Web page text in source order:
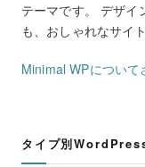
テーマです。 デザイ
も、おしゃれなサイ
Minimal WPについて
タイプ別